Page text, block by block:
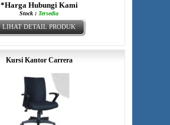
*Harga Hubungi Kami
Stock : Tersedia
LIHAT DETAIL PRODUK
Kursi Kantor Carrera